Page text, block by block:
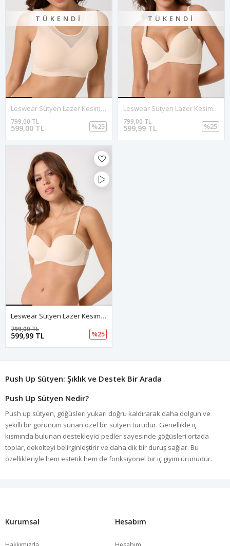
TÜKENDI
Leswear Sütyen Lazer Kesim Ten Renk Sütyen – Görünmez Konfor
599,00 TL
799,00 TL
%25
TÜKENDI
Leswear Sütyen Lazer Kesim Ten Sütyen - Dolgulu Sütyen - Askısı Çıkarılabilir
599,99 TL
799,00 TL
%25
Leswear Sütyen Lazer Kesim Ten Sütyen - Dolgulu Sütyen - Askısı Çıkarılabilir
599,99 TL
799,00 TL
%25
Push Up Sütyen: Şıklık ve Destek Bir Arada
Push Up Sütyen Nedir?
Push up sütyen, göğüsleri yukarı doğru kaldırarak daha dolgun ve
şekilli bir görünüm sunan özel bir sütyen türüdür. Genellikle iç
kısmında bulunan destekleyici pedler sayesinde göğüsleri ortada
toplar, dekolteyi belirginleştirir ve daha dik bir duruş sağlar. Bu
özellikleriyle hem estetik hem de fonksiyonel bir iç giyim ürünüdür.
Push up sütyen, kadınların gardırobunda vazgeçilmez bir parça
1. Göğüsleri Daha Dik ve Dolgun Gösterir
Push up sütyen, göğüslerin altına yerleştirilmiş dolgular sayesinde
Kurumsal Hesabım